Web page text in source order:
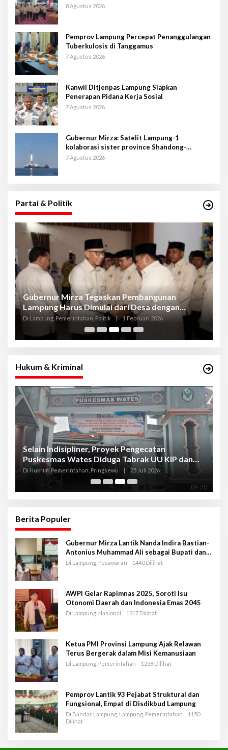
8 Agustus 2026
Pemprov Lampung Percepat Penanggulangan
Tuberkulosis di Tanggamus
7 Agustus 2026
Kanwil Ditjenpas Lampung Siapkan
Penerapan Pidana Kerja Sosial
7 Agustus 2026
Gubernur Mirza: Satelit Lampung-1
kolaborasi sister province Shandong-
Lampung
7 Agustus 2026
Partai & Politik
Gubernur Mirza Tegaskan Pembangunan
Lampung Harus Dimulai dari Desa dengan
Keberpihakan Nyata kepada Petani
Di Lampung, Pemerintahan, Politik | 1 Februari 2026
Hukum & Kriminal
Selain Indisipliner, Proyek Pengecatan
Puskesmas Wates Diduga Tabrak UU KIP dan
Libatkan Oknum Kadis
Di Hukrim, Pemerintahan, Pringsewu 25 Juli 2026
Berita Populer
Gubernur Mirza Lantik Nanda Indira Bastian-
Antonius Muhammad Ali sebagai Bupati dan
Wakil Bupati Pesawaran Periode 2025-2030
Di Lampung, Pesawaran 1440 Dilihat
AWPI Gelar Rapimnas 2025, Soroti Isu
Otonomi Daerah dan Indonesia Emas 2045
Di Lampung, Nasional 1317 Dilihat
Ketua PMI Provinsi Lampung Ajak Relawan
Terus Bergerak dalam Misi Kemanusiaan
Di Lampung, Pemerintahan 1238 Dilihat
Pemprov Lantik 93 Pejabat Struktural dan
Fungsional, Empat di Disdikbud Lampung
Di Bandar Lampung, Lampung, Pemerintahan
1150
Dilihat